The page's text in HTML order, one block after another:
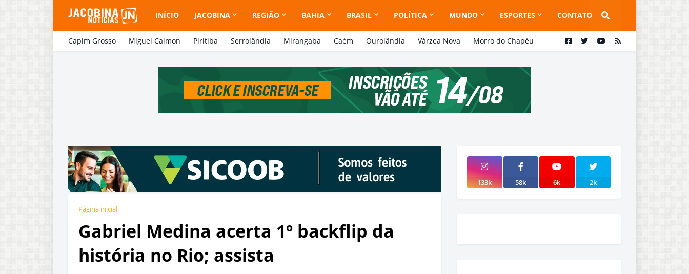
INÍCIO JACOBINA REGIÃO BAHIA BRASIL POLÍTICA MUNDO ESPORTES CONTATO
Capim Grosso Miguel Calmon Piritiba Serrolândia Mirangaba Caém Ourolândia Várzea Nova Morro do Chapéu
Página inicial
Gabriel Medina acerta 1º backflip da
história no Rio; assista
133k 58k 6k 2k